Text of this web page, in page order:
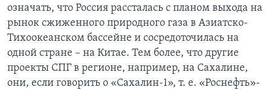
означать, что Россия рассталась с планом выхода на
рынок сжиженного природного газа в Азиатско-
Тихоокеанском бассейне и сосредоточилась на
одной стране – на Китае. Тем более, что другие
проекты СПГ в регионе, например, на Сахалине,
они, если говорить о «Сахалин-1», т. е. «Роснефть»-